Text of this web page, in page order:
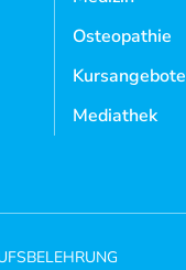
Osteopathie
Kursangebote
Mediathek